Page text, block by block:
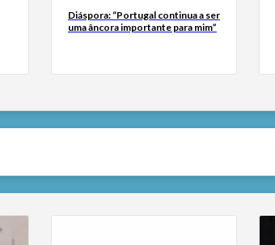
Diáspora: “Portugal continua a ser
uma âncora importante para mim”